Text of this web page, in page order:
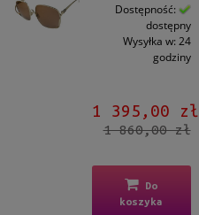
Dostępność:
dostępny
Wysyłka w: 24
godziny
1 395,00 zł
1 860,00 zł
Do
koszyka